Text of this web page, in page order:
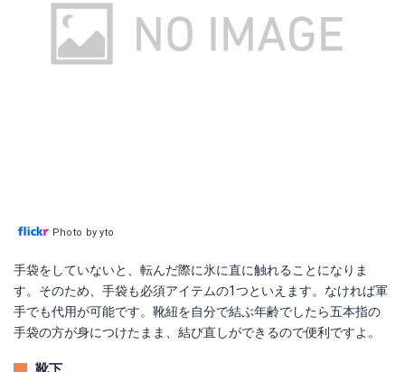
Photo by yto
手袋をしていないと、転んだ際に氷に直に触れることになりま
す。そのため、手袋も必須アイテムの1つといえます。なければ軍
手でも代用が可能です。靴紐を自分で結ぶ年齢でしたら五本指の
手袋の方が身につけたまま、結び直しができるので便利ですよ。